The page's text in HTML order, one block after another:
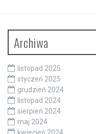
Archiwa
listopad 2025
styczeń 2025
grudzień 2024
listopad 2024
sierpień 2024
maj 2024
kwiecień 2024